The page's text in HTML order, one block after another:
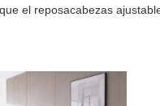
el reposacabezas